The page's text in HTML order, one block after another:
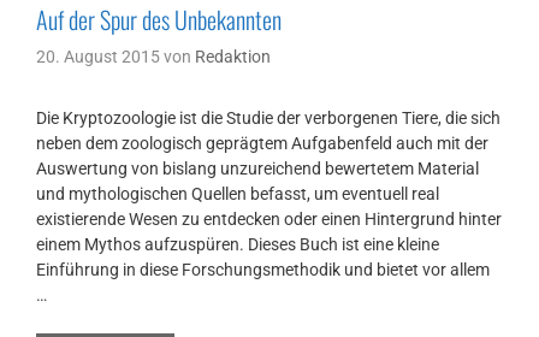
Auf der Spur des Unbekannten
20. August 2015von Redaktion
Die Kryptozoologie ist die Studie der verborgenen Tiere, die sich
neben dem zoologisch geprägtem Aufgabenfeld auch mit der
Auswertung von bislang unzureichend bewertetem Material
und mythologischen Quellen befasst, um eventuell real
existierende Wesen zu entdecken oder einen Hintergrund hinter
einem Mythos aufzuspüren. Dieses Buch ist eine kleine
Einführung in diese Forschungsmethodik und bietet vor allem
…